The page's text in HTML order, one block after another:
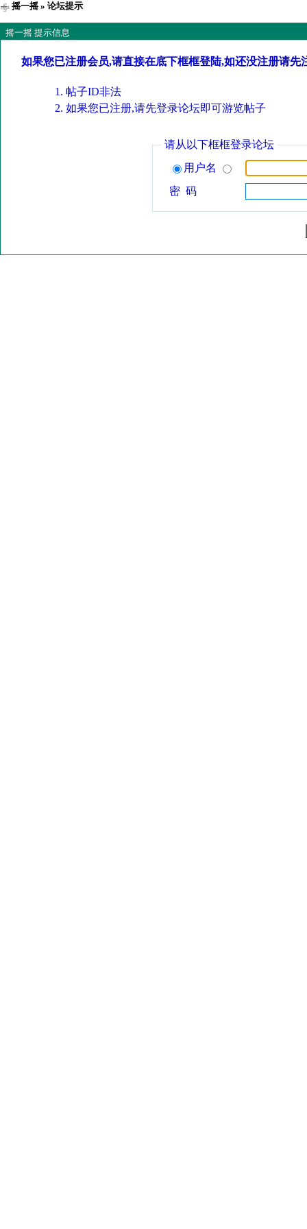
摇一摇» 论坛提示
摇一摇 提示信息
如果您已注册会员,请直接在底下框框登陆,如还没注册请先
帖子ID非法
如果您已注册,请先登录论坛即可游览帖子
请从以下框框登录论坛
用户名
密 码